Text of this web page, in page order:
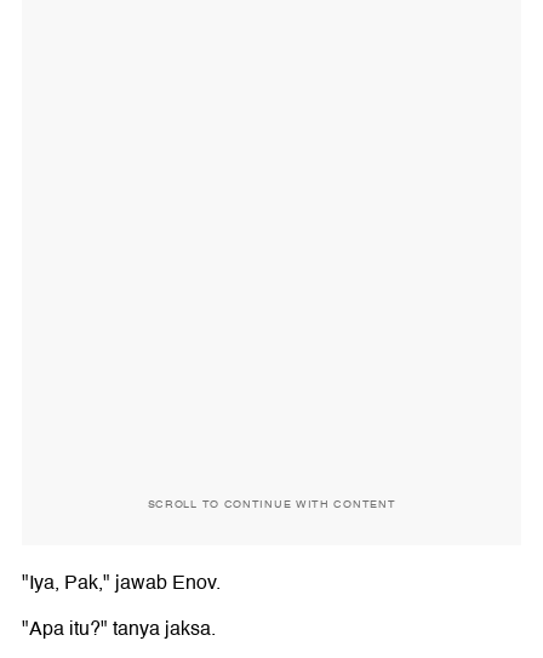
SCROLL TO CONTINUE WITH CONTENT
"Iya, Pak," jawab Enov.
"Apa itu?" tanya jaksa.